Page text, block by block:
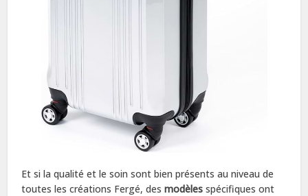
Et si la qualité et le soin sont bien présents au niveau de
toutes les créations Fergé, desmodèles spécifiques ont